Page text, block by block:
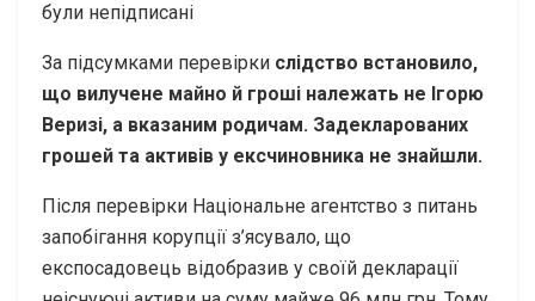
були непідписані
За підсумками перевірки слідство встановило,
що вилучене майно й гроші належать не Ігорю
Веризі, а вказаним родичам. Задекларованих
грошей та активів у ексчиновника не знайшли.
Після перевірки Національне агентство з питань
запобігання корупції з’ясувало, що
експосадовець відобразив у своїй декларації